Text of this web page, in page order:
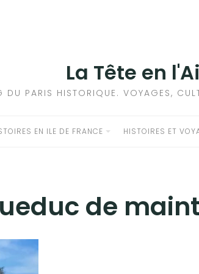
La Tête en
DU PARIS HISTORIQUE. VOYAGES,
EN ILE DE FRANCE HISTOIRES ET
de